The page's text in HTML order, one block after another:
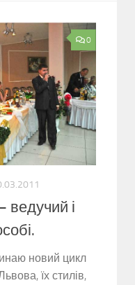
0
і
новий цикл
їх стилів,